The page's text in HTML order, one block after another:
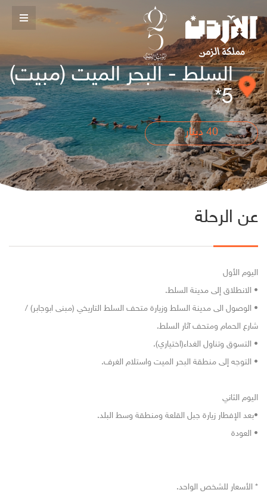
السلط - البحر الميت (مبيت)
5*
40دينار
عن الرحلة
اليوم الأول
• الانطلاق إلى مدينة السلط.
• الوصول الى مدينة السلط وزيارة متحف السلط التاريخي (مبنى ابوجابر) /
شارع الحمام ومتحف آثار السلط.
• التسوق وتناول الغداء(اختياري).
• التوجه إلى منطقة البحر الميت واستلام الغرف.
اليوم الثاني
•بعد الإفطار زيارة جبل القلعة ومنطقة وسط البلد.
• العودة
* الأسعار للشخص الواحد.